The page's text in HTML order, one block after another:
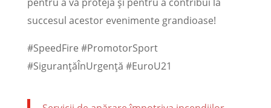
succesul acestor evenimente grandioase!
#SpeedFire #PromotorSport
#SiguranțăÎnUrgență #EuroU21